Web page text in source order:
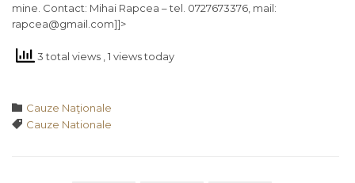
mine. Contact: Mihai Rapcea – tel. 0727673376, mail:
rapcea@gmail.com]]>
3 total views , 1 views today
 Category
Cauze Naţionale
 Tags
Cauze Nationale